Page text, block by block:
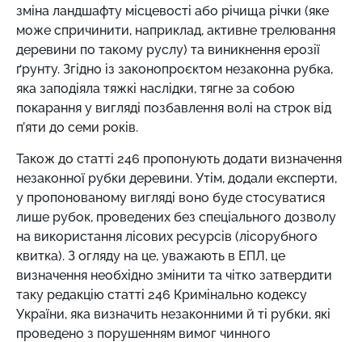
зміна ландшафту місцевості або річища річки (яке
може спричинити, наприклад, активне трелювання
деревини по такому руслу) та виникнення ерозії
ґрунту. Згідно із законопроєктом незаконна рубка,
яка заподіяла тяжкі наслідки, тягне за собою
покарання у вигляді позбавлення волі на строк від
п’яти до семи років.
Також до статті 246 пропонують додати визначення
незаконної рубки деревини. Утім, додали експерти,
у пропонованому вигляді воно буде стосуватися
лише рубок, проведених без спеціального дозволу
на використання лісових ресурсів (лісорубного
квитка). З огляду на це, уважають в ЕПЛ, це
визначення необхідно змінити та чітко затвердити
таку редакцію статті 246 Кримінально кодексу
України, яка визначить незаконними й ті рубки, які
проведено з порушенням вимог чинного